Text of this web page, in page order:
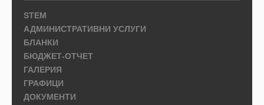
STEM
АДМИНИСТРАТИВНИ УСЛУГИ
БЛАНКИ
БЮДЖЕТ-ОТЧЕТ
ГАЛЕРИЯ
ГРАФИЦИ
ДОКУМЕНТИ